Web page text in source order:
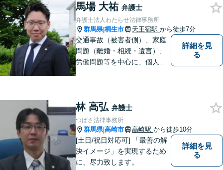
相談者様のお話を丁寧にお聞
きし、常にご依頼者様に寄り
添った弁護活動をしておりま
す。
馬場 大祐 弁護士
弁護士法人わたらせ法律事務所
群馬県|桐生市 天王宿駅 から徒歩7分
交通事故（被害者側）、家庭
問題（離婚・相続・遺言）、
労働問題等を中心に、個人・
もご満足いただける質の高い
サービスを日々心がけていま
す。
詳細を見
る
林 高弘 弁護士
つばさ法律事務所
群馬県|高崎市 高崎駅 から徒歩10分
[土日/祝日対応可] 「最善の解
決イメージ」を実現するため
に、尽力致します。
詳細を見
る